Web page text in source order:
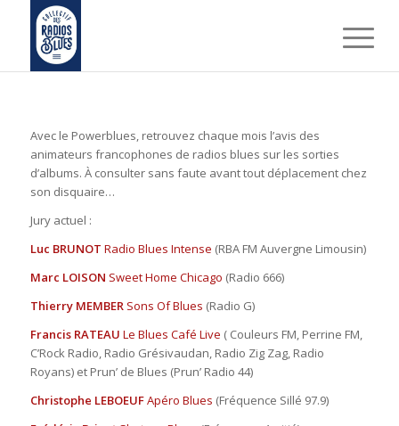
Avec le Powerblues, retrouvez chaque mois l’avis des
animateurs francophones de radios blues sur les sorties
d’albums. À consulter sans faute avant tout déplacement chez
son disquaire…
Jury actuel :
Luc BRUNOT Radio Blues Intense (RBA FM Auvergne Limousin)
Marc LOISON Sweet Home Chicago (Radio 666)
Thierry MEMBER Sons Of Blues (Radio G)
Francis RATEAU Le Blues Café Live ( Couleurs FM, Perrine FM,
C’Rock Radio, Radio Grésivaudan, Radio Zig Zag, Radio
Royans) et Prun’ de Blues (Prun’ Radio 44)
Christophe LEBOEUFApéro Blues (Fréquence Sillé 97.9)